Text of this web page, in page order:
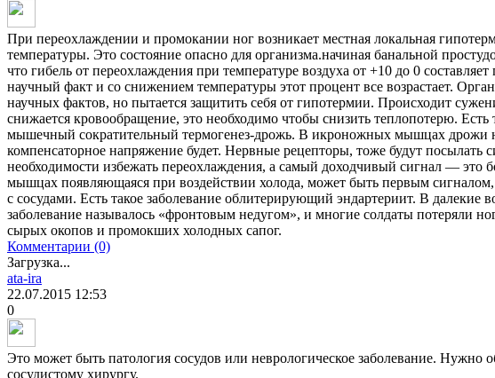
При переохлаждении и промокании ног возникает местная локальная
температуры. Это состояние опасно для организма.начиная банальной
что гибель от переохлаждения при температуре воздуха от +10 до 0
научный факт и со снижением температуры этот процент все возрастает.
научных фактов, но пытается защитить себя от гипотермии. Происходит
снижается кровообращение, это необходимо чтобы снизить теплопотерю. Есть
мышечный сократительный термогенез-дрожь. В икроножных мышцах дрожи
компенсаторное напряжение будет. Нервные рецепторы, тоже будут посылать
необходимости избежать переохлаждения, а самый доходчивый сигнал — это
мышцах появляющаяся при воздействии холода, может быть первым сигналом,
с сосудами. Есть такое заболевание облитерирующий эндартериит. В далекие
заболевание называлось «фронтовым недугом», и многие солдаты потеряли
сырых окопов и промокших холодных сапог.
Комментарии (0)
Загрузка...
ata-ira
22.07.2015 12:53
0
Это может быть патология сосудов или неврологическое заболевание. Нужно
сосудистому хирургу.